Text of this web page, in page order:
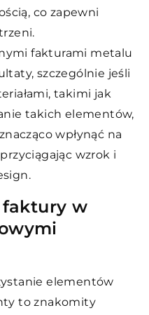
co zapewni
fakturami metalu
szczególnie jeśli
takimi jak
takich elementów,
wpłynąć na
wzrok i
faktury w
elementów
to znakomity